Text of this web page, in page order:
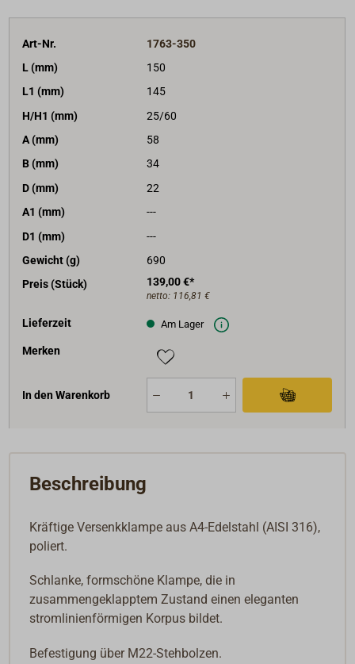
Art-Nr.
1763-350
L (mm)
150
L1 (mm)
145
H/H1 (mm)
25/60
A (mm)
58
B (mm)
34
D (mm)
22
A1 (mm)
---
D1 (mm)
---
Gewicht (g)
690
Preis (Stück)
139,00 €*
netto: 116,81 €
Lieferzeit Am Lager
Merken
In den Warenkorb
Beschreibung
Kräftige Versenkklampe aus A4-Edelstahl (AISI 316),
poliert.
Schlanke, formschöne Klampe, die in
zusammengeklapptem Zustand einen eleganten
stromlinienförmigen Korpus bildet.
Befestigung über M22-Stehbolzen.